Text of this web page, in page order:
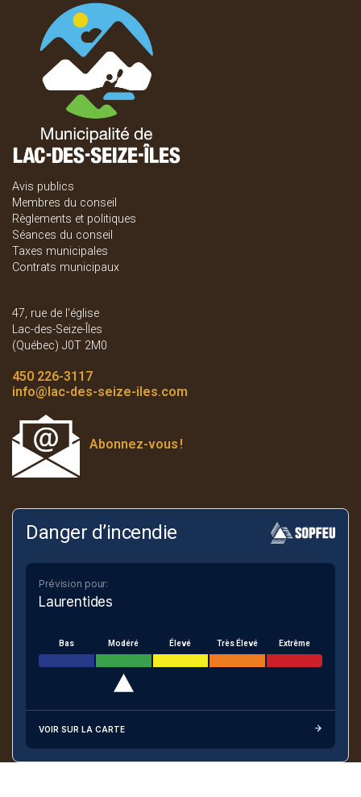
Avis publics
Membres du conseil
Règlements et politiques
Séances du conseil
Taxes municipales
Contrats municipaux
47, rue de l'église
Lac-des-Seize-Îles
(Québec) J0T 2M0
450 226-3117
info@lac-des-seize-iles.com
Abonnez-vous !
Danger d’incendie
Prévision pour:
Laurentides
Bas Modéré Élevé Très Élevé Extrême
VOIR SUR LA CARTE